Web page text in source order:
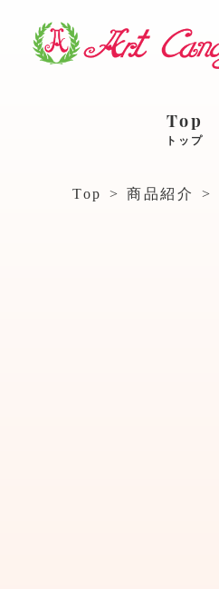
Top
トップ
Top > 商品紹介 >